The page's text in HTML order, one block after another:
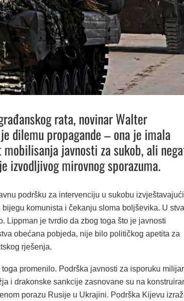
rata, novinar Walter
je dilemu propagande – ona je imala
javnosti za sukob, ali
izvodljivog mirovnog sporazuma.
podršku za intervenciju u sukobu
komunista i čekanju sloma boljševika. U
Lippman je tvrdio da zbog toga što je javnosti
obećana pobjeda, nije bilo političkog apetita za
rješenja.
promenilo. Podrška javnosti za isporuku
i drakonske sankcije zasnovane su na
porazu Rusije u Ukrajini. Podrška Kijevu